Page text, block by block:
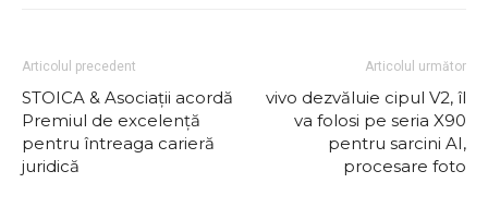
Articolul precedent
STOICA & Asociații acordă
Premiul de excelență
pentru întreaga carieră
juridică
Articolul următor
vivo dezvăluie cipul V2, îl
va folosi pe seria X90
pentru sarcini AI,
procesare foto